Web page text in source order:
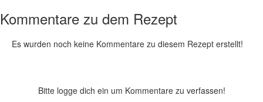
Kommentare zu dem Rezept
Es wurden noch keine Kommentare zu diesem Rezept erstellt!
Bitte logge dich ein um Kommentare zu verfassen!